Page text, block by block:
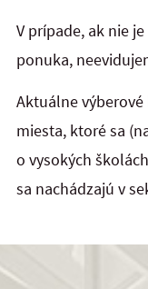
V prípade, ak nie
ponuka,
Aktuálne
miesta, ktoré sa
o vysokých
sa nachádzajú v